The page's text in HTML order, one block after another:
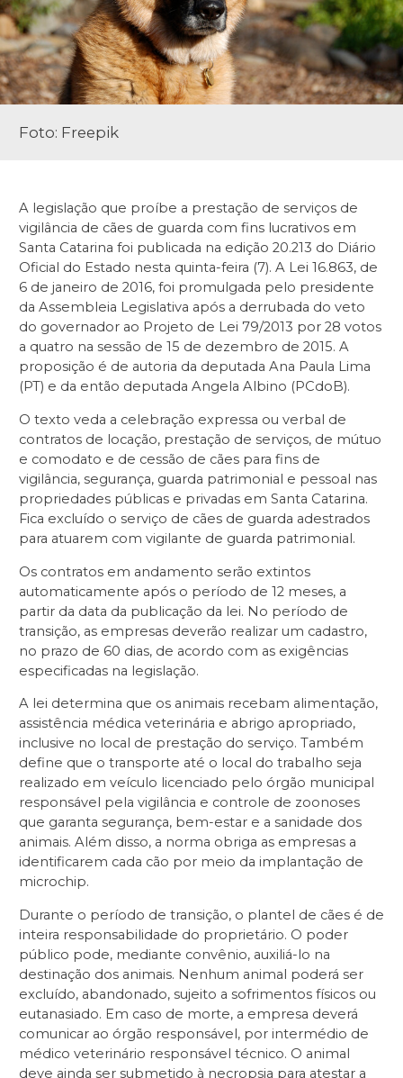
Foto: Freepik
A legislação que proíbe a prestação de serviços de
vigilância de cães de guarda com fins lucrativos em
Santa Catarina foi publicada na edição 20.213 do Diário
Oficial do Estado nesta quinta-feira (7). A Lei 16.863, de
6 de janeiro de 2016, foi promulgada pelo presidente
da Assembleia Legislativa após a derrubada do veto
do governador ao Projeto de Lei 79/2013 por 28 votos
a quatro na sessão de 15 de dezembro de 2015. A
proposição é de autoria da deputada Ana Paula Lima
(PT) e da então deputada Angela Albino (PCdoB).
O texto veda a celebração expressa ou verbal de
contratos de locação, prestação de serviços, de mútuo
e comodato e de cessão de cães para fins de
vigilância, segurança, guarda patrimonial e pessoal nas
propriedades públicas e privadas em Santa Catarina.
Fica excluído o serviço de cães de guarda adestrados
para atuarem com vigilante de guarda patrimonial.
Os contratos em andamento serão extintos
automaticamente após o período de 12 meses, a
partir da data da publicação da lei. No período de
transição, as empresas deverão realizar um cadastro,
no prazo de 60 dias, de acordo com as exigências
especificadas na legislação.
A lei determina que os animais recebam alimentação,
assistência médica veterinária e abrigo apropriado,
inclusive no local de prestação do serviço. Também
define que o transporte até o local do trabalho seja
realizado em veículo licenciado pelo órgão municipal
responsável pela vigilância e controle de zoonoses
que garanta segurança, bem-estar e a sanidade dos
animais. Além disso, a norma obriga as empresas a
identificarem cada cão por meio da implantação de
microchip.
Durante o período de transição, o plantel de cães é de
inteira responsabilidade do proprietário. O poder
público pode, mediante convênio, auxiliá-lo na
destinação dos animais. Nenhum animal poderá ser
excluído, abandonado, sujeito a sofrimentos físicos ou
eutanasiado. Em caso de morte, a empresa deverá
comunicar ao órgão responsável, por intermédio de
médico veterinário responsável técnico. O animal
deve ainda ser submetido à necropsia para atestar a